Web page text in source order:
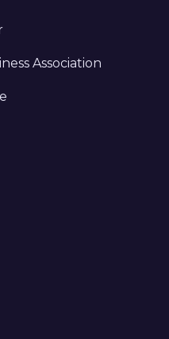
Association